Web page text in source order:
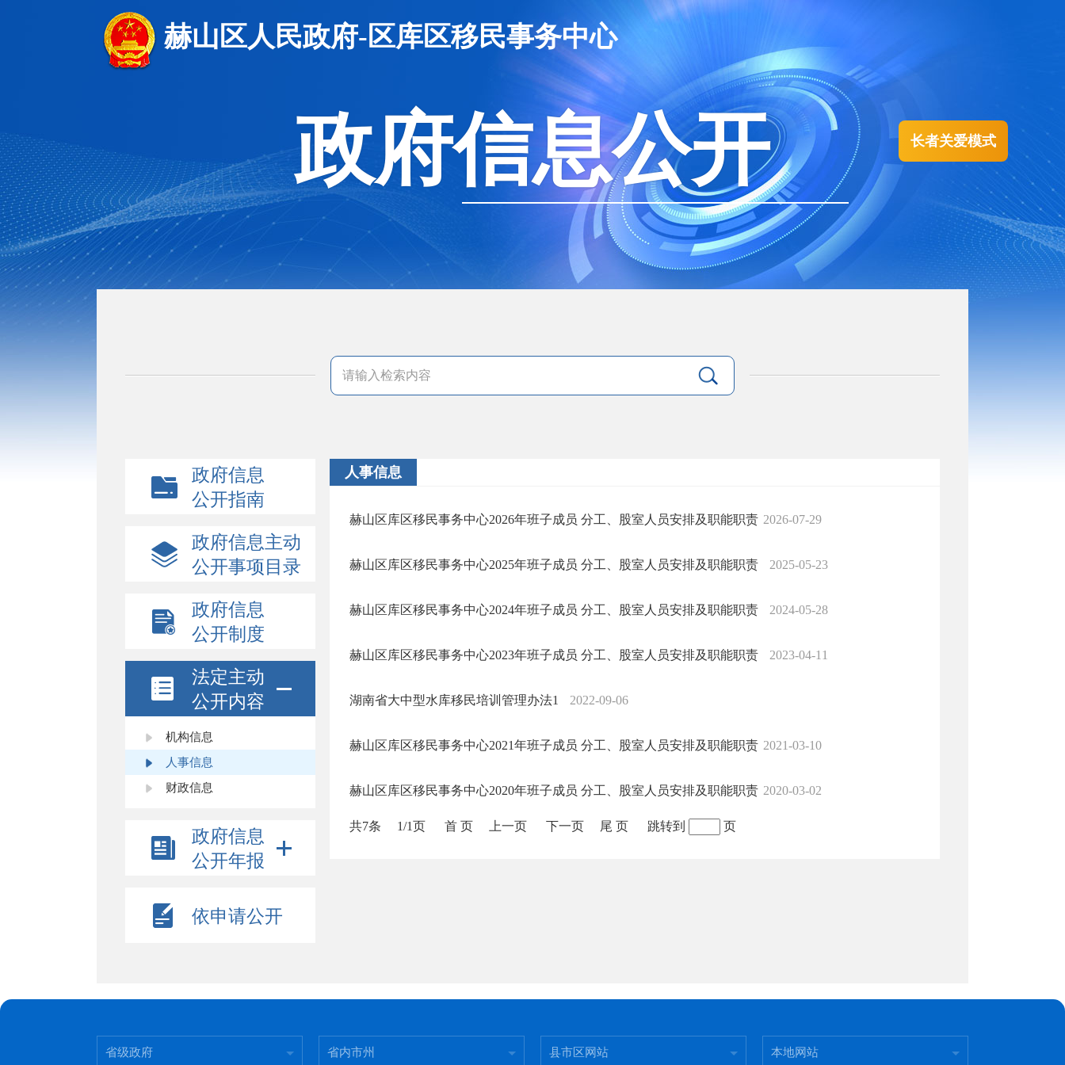
赫山区人民政府-区库区移民事务中心
政府信息公开 长者关爱模式
政府信息
公开指南
政府信息主动
公开事项目录
政府信息
公开制度
法定主动
公开内容
机构信息
人事信息
财政信息
政府信息
公开年报
依申请公开
人事信息
赫山区库区移民事务中心2026年班子成员 分工、股室人员安排及职能职责 2026-07-29
赫山区库区移民事务中心2025年班子成员 分工、股室人员安排及职能职责 2025-05-23
赫山区库区移民事务中心2024年班子成员 分工、股室人员安排及职能职责 2024-05-28
赫山区库区移民事务中心2023年班子成员 分工、股室人员安排及职能职责 2023-04-11
湖南省大中型水库移民培训管理办法1 2022-09-06
赫山区库区移民事务中心2021年班子成员 分工、股室人员安排及职能职责 2021-03-10
赫山区库区移民事务中心2020年班子成员 分工、股室人员安排及职能职责 2020-03-02
共7条 1/1页 首 页 上一页 下一页 尾 页 跳转到 页
省级政府 省内市州 县市区网站 本地网站